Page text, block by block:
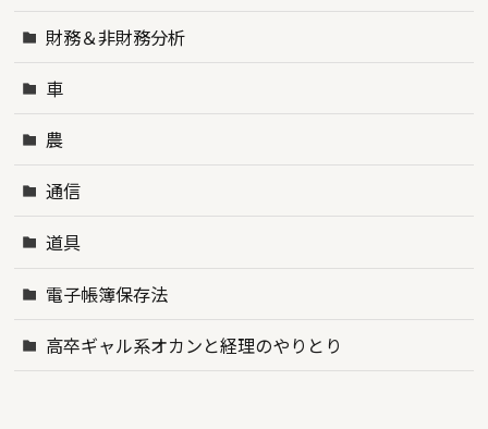
財務＆非財務分析
車
農
通信
道具
電子帳簿保存法
高卒ギャル系オカンと経理のやりとり